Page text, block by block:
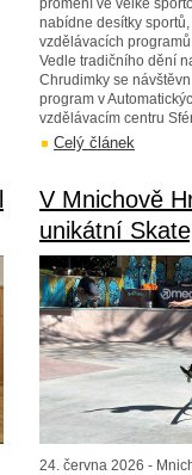
promění ve velké
nabídne desítky
vzdělávacích
Vedle tradičního dění
Chrudimky se
program v
vzdělávacím centru
Celý článek
V Mnichově
unikátní
24. června 2026 -